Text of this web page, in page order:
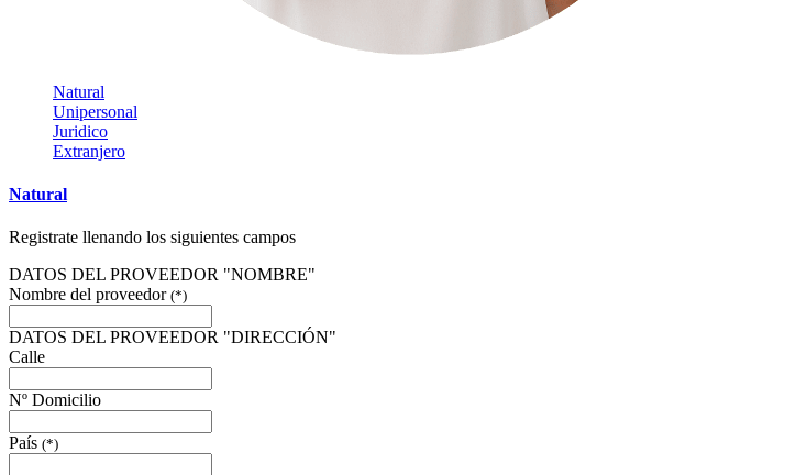
Natural
Unipersonal
Juridico
Extranjero
Natural
Registrate llenando los siguientes campos
DATOS DEL PROVEEDOR "NOMBRE"
Nombre del proveedor (*)
DATOS DEL PROVEEDOR "DIRECCIÓN"
Calle
Nº Domicilio
País (*)